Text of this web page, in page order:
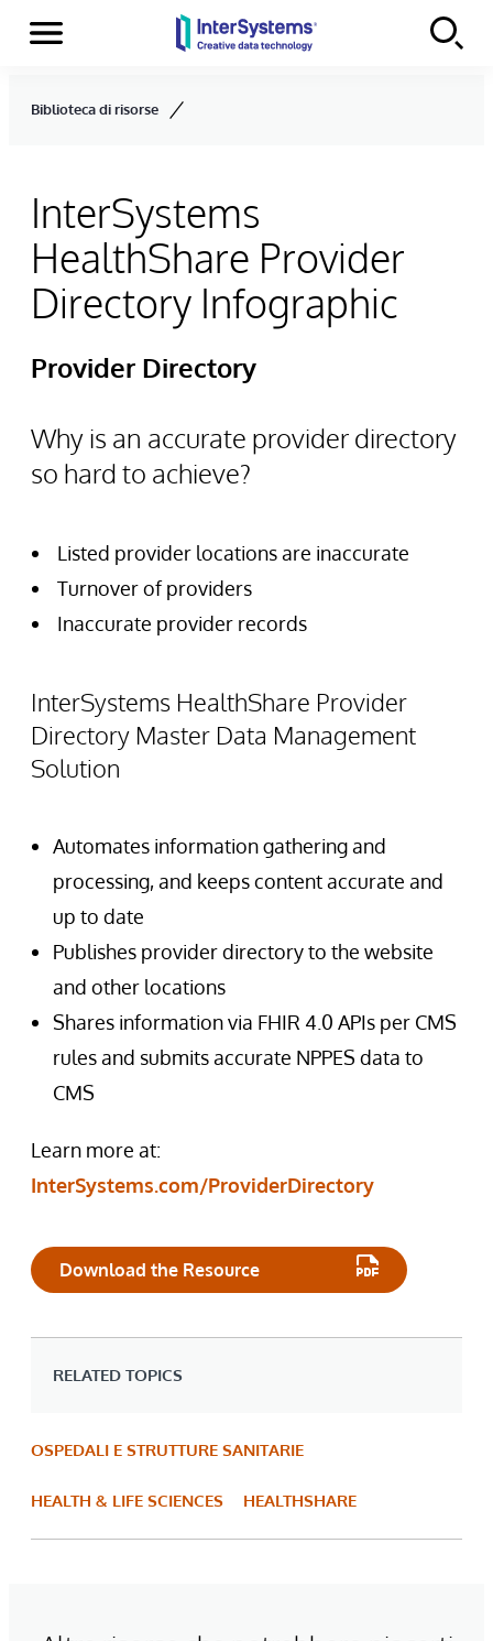
Skip to content
Menu
Biblioteca di risorse
InterSystems
HealthShare Provider
Directory Infographic
Provider Directory
Why is an accurate provider directory
so hard to achieve?
Listed provider locations are inaccurate
Turnover of providers
Inaccurate provider records
InterSystems HealthShare Provider
Directory Master Data Management
Solution
Automates information gathering and
processing, and keeps content accurate and
up to date
Publishes provider directory to the website
and other locations
Shares information via FHIR 4.0 APIs per CMS
rules and submits accurate NPPES data to
CMS
Learn more at:
InterSystems.com/ProviderDirectory
Download the Resource
RELATED TOPICS
OSPEDALI E STRUTTURE SANITARIE
HEALTH & LIFE SCIENCES HEALTHSHARE